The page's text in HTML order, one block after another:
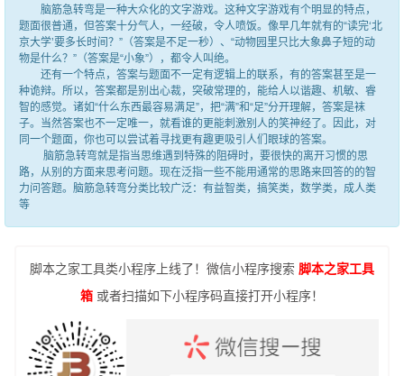
脑筋急转弯是一种大众化的文字游戏。这种文字游戏有个明显的特点，
题面很普通，但答案十分气人，一经破，令人喷饭。像早几年就有的“读完‘北
京大学’要多长时间？”（答案是不足一秒）、“动物园里只比大象鼻子短的动
物是什么？”（答案是“小象”），都令人叫绝。
还有一个特点，答案与题面不一定有逻辑上的联系，有的答案甚至是一
种诡辩。所以，答案都是别出心裁，突破常理的，能给人以谐趣、机敏、睿
智的感觉。诸如“什么东西最容易满足”，把“满”和“足”分开理解，答案是袜
子。当然答案也不一定唯一，就看谁的更能刺激别人的笑神经了。因此，对
同一个题面，你也可以尝试着寻找更有趣更吸引人们眼球的答案。
脑筋急转弯就是指当思维遇到特殊的阻碍时，要很快的离开习惯的思
路，从别的方面来思考问题。现在泛指一些不能用通常的思路来回答的的智
力问答题。脑筋急转弯分类比较广泛：有益智类，搞笑类，数学类，成人类
等
脚本之家工具类小程序上线了！微信小程序搜索 脚本之家工具
箱 或者扫描如下小程序码直接打开小程序！